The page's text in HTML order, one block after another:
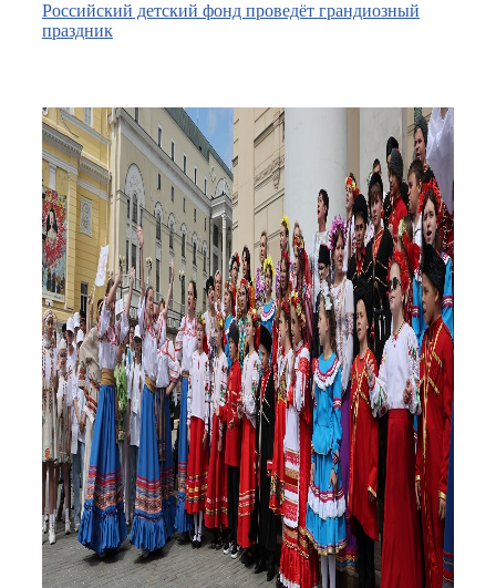
Российский детский фонд проведёт грандиозный
праздник